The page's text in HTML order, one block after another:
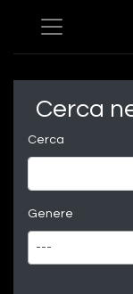
Cerca
Cerca
Genere
---